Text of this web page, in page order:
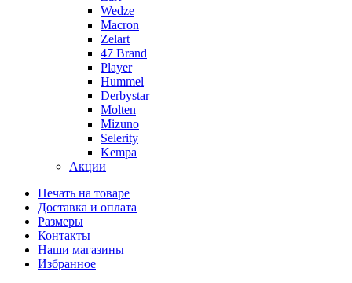
Wedze
Macron
Zelart
47 Brand
Player
Hummel
Derbystar
Molten
Mizuno
Selerity
Kempa
Акции
Печать на товаре
Доставка и оплата
Размеры
Контакты
Наши магазины
Избранное